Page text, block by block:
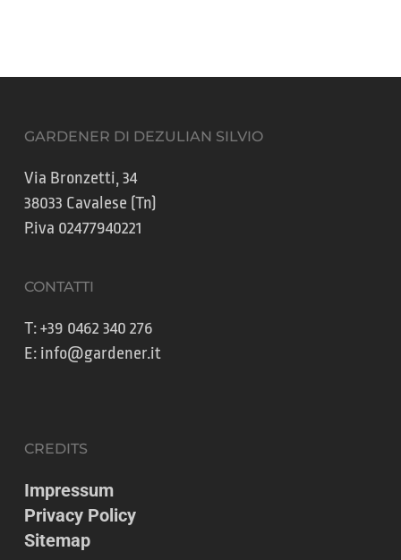
GARDENER DI DEZULIAN SILVIO
Via Bronzetti, 34
38033 Cavalese (Tn)
P.iva 02477940221
CONTATTI
T:+39 0462 340 276
E: info@gardener.it
CREDITS
Impressum
Privacy Policy
Sitemap